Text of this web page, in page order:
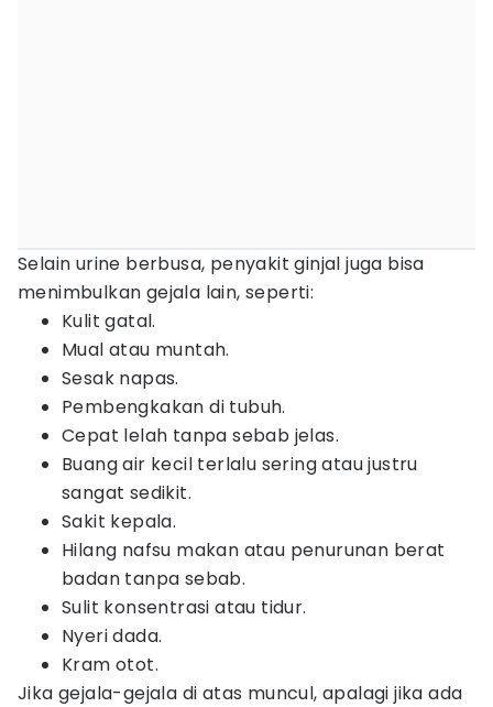
Selain urine berbusa, penyakit ginjal juga bisa
menimbulkan gejala lain, seperti:
Kulit gatal.
Mual atau muntah.
Sesak napas.
Pembengkakan di tubuh.
Cepat lelah tanpa sebab jelas.
Buang air kecil terlalu sering atau justru
sangat sedikit.
Sakit kepala.
Hilang nafsu makan atau penurunan berat
badan tanpa sebab.
Sulit konsentrasi atau tidur.
Nyeri dada.
Kram otot.
Jika gejala-gejala di atas muncul, apalagi jika ada